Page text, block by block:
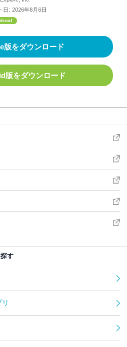
日: 2026年8月6日
版をダウンロード
版をダウンロード
す